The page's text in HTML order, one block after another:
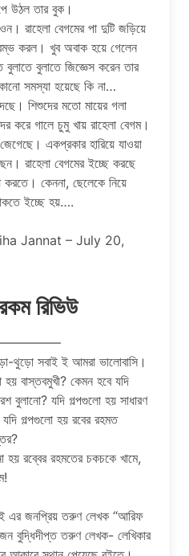
উঠল তার বুক।
রাহেলা বেগমের পা দুটি জড়িয়ে
করল। খুব অবাক হয়ে গেলেন
বুলাতে বুলাতে জিজ্ঞেস করেন তার
সমস্যা হয়েছে কি না…
শিশুদের মতো মায়ের গলা
করে গালে চুমু খায় রাহেলা বেগম।
একপ্রকার হারিয়ে যাওয়া
রাহেলা বেগমের ইচ্ছে করছে
করতে। কেননা, ছেলেকে নিয়ে
ইচ্ছে হয়….
Jannat – July 20,
রিভিউ
থুড়ো সবাই ই আমরা ভালোবাসি।
হয় বাস্তবমুখী? কেমন হবে যদি
বুলানো? যদি গল্পগুলো হয় সাধারণ
গল্পগুলো হয় রবের রহমত
হয় রব্বের রহমতের চকচকে খামে,
বই এর জনপ্রিয় তরুণ লেখক “আরিফ
বুদ্ধিদীপ্ত তরুণ লেখক- লেখিকার